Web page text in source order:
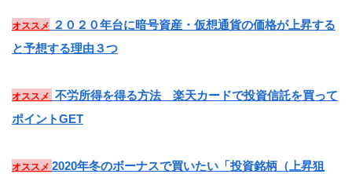
オススメ
２０２０年台に暗号資産・仮想通貨の価格が上昇する
と予想する理由３つ
オススメ
不労所得を得る方法 楽天カードで投資信託を買って
ポイントGET
オススメ 2020年冬のボーナスで買いたい「投資銘柄（上昇狙